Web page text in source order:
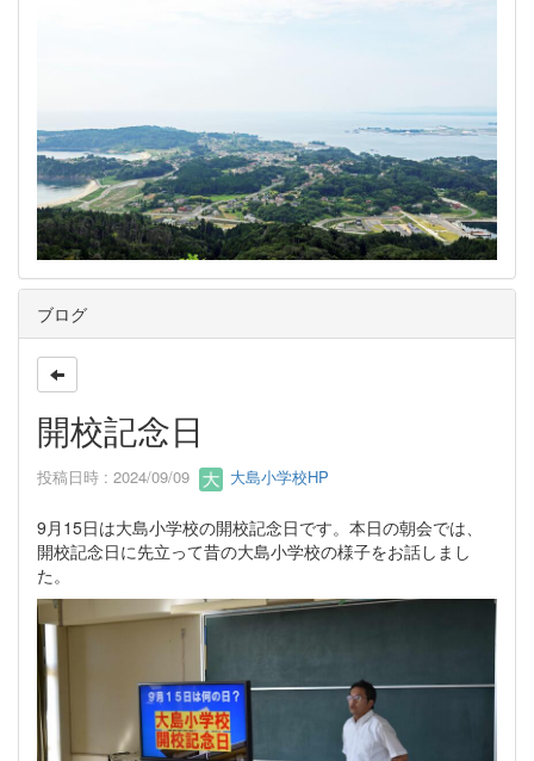
ブログ
開校記念日
投稿日時 : 2024/09/09 大島小学校HP
9月15日は大島小学校の開校記念日です。本日の朝会では、
開校記念日に先立って昔の大島小学校の様子をお話しまし
た。